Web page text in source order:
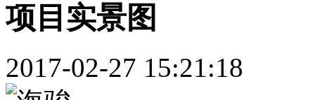
项目实景图
2017-02-27 15:21:18